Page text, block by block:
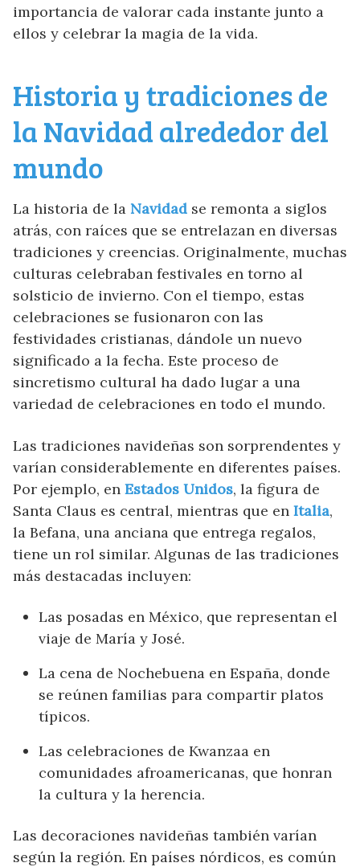
importancia de valorar cada instante junto a
ellos y celebrar la magia de la vida.
Historia y tradiciones de
la Navidad alrededor del
mundo
La historia de la Navidad se remonta a siglos
atrás, con raíces que se entrelazan en diversas
tradiciones y creencias. Originalmente, muchas
culturas celebraban festivales en torno al
solsticio de invierno. Con el tiempo, estas
celebraciones se fusionaron con las
festividades cristianas, dándole un nuevo
significado a la fecha. Este proceso de
sincretismo cultural ha dado lugar a una
variedad de celebraciones en todo el mundo.
Las tradiciones navideñas son sorprendentes y
varían considerablemente en diferentes países.
Por ejemplo, en Estados Unidos, la figura de
Santa Claus es central, mientras que en Italia,
la Befana, una anciana que entrega regalos,
tiene un rol similar. Algunas de las tradiciones
más destacadas incluyen:
Las posadas en México, que representan el
viaje de María y José.
La cena de Nochebuena en España, donde
se reúnen familias para compartir platos
típicos.
Las celebraciones de Kwanzaa en
comunidades afroamericanas, que honran
la cultura y la herencia.
Las decoraciones navideñas también varían
según la región. En países nórdicos, es común